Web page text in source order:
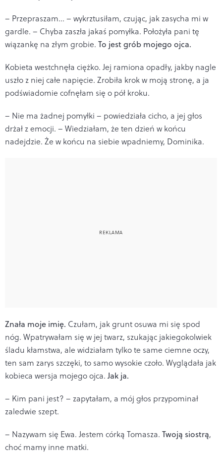
– Przepraszam... – wykrztusiłam, czując, jak zasycha mi w
gardle. – Chyba zaszła jakaś pomyłka. Położyła pani tę
wiązankę na złym grobie. To jest grób mojego ojca.
Kobieta westchnęła ciężko. Jej ramiona opadły, jakby nagle
uszło z niej całe napięcie. Zrobiła krok w moją stronę, a ja
podświadomie cofnęłam się o pół kroku.
– Nie ma żadnej pomyłki – powiedziała cicho, a jej głos
drżał z emocji. – Wiedziałam, że ten dzień w końcu
nadejdzie. Że w końcu na siebie wpadniemy, Dominika.
Znała moje imię. Czułam, jak grunt osuwa mi się spod
nóg. Wpatrywałam się w jej twarz, szukając jakiegokolwiek
śladu kłamstwa, ale widziałam tylko te same ciemne oczy,
ten sam zarys szczęki, to samo wysokie czoło. Wyglądała jak
kobieca wersja mojego ojca. Jak ja.
– Kim pani jest? – zapytałam, a mój głos przypominał
zaledwie szept.
– Nazywam się Ewa. Jestem córką Tomasza. Twoją siostrą,
choć mamy inne matki.